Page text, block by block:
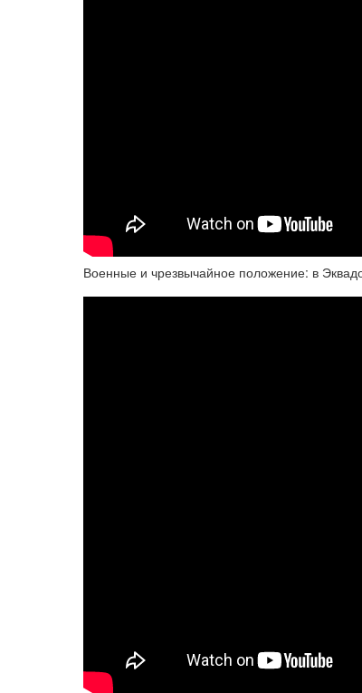
Военные и чрезвычайное положение: в